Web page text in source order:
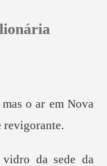
0
o ar em Nova